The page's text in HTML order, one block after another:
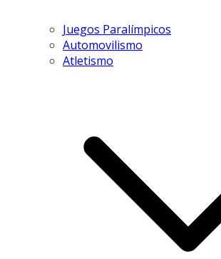
Juegos Paralímpicos
Automovilismo
Atletismo